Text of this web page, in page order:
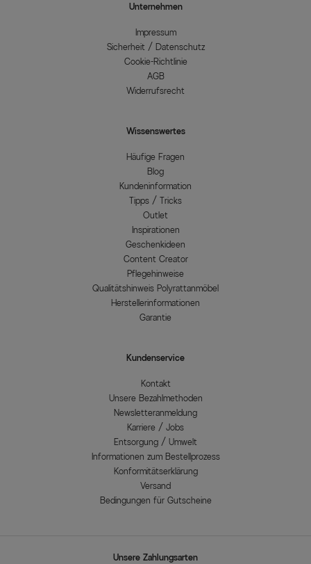
Unternehmen
Impressum
Sicherheit / Datenschutz
Cookie-Richtlinie
AGB
Widerrufsrecht
Wissenswertes
Häufige Fragen
Blog
Kundeninformation
Tipps / Tricks
Outlet
Inspirationen
Geschenkideen
Content Creator
Pflegehinweise
Qualitätshinweis Polyrattanmöbel
Herstellerinformationen
Garantie
Kundenservice
Kontakt
Unsere Bezahlmethoden
Newsletteranmeldung
Karriere / Jobs
Entsorgung / Umwelt
Informationen zum Bestellprozess
Konformitätserklärung
Versand
Bedingungen für Gutscheine
Unsere Zahlungsarten